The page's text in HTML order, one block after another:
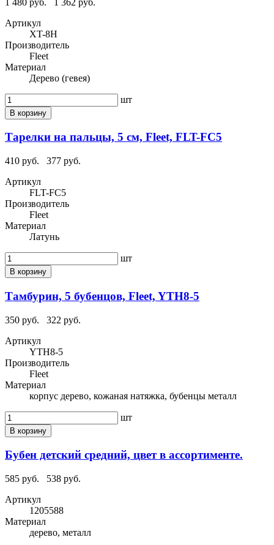
Артикул
XT-8H
Производитель
Fleet
Материал
Дерево (гевея)
шт
В корзину
Тарелки на пальцы, 5 см, Fleet, FLT-FC5
410 руб.
377 руб.
Артикул
FLT-FC5
Производитель
Fleet
Материал
Латунь
шт
В корзину
Тамбурин, 5 бубенцов, Fleet, YTH8-5
350 руб.
322 руб.
Артикул
YTH8-5
Производитель
Fleet
Материал
корпус дерево, кожаная натяжка, бубенцы металл
шт
В корзину
Бубен детский средний, цвет в ассортименте.
585 руб.
538 руб.
Артикул
1205588
Материал
дерево, металл